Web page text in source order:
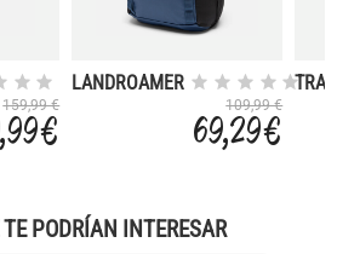
159,99 €
€
LANDROAMER
109,99 €
69,29 €
PODRÍAN INTERESAR